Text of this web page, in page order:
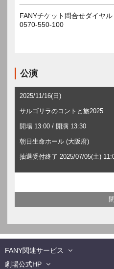
FANYチケット問合せダイヤル
0570-550-100
公演
2025/11/16(日)
サルゴリラのコントと旅2025
開場 13:00 / 開演 13:30
朝日生命ホール (大阪府)
抽選受付終了 2025/07/05(土)
FANY関連サービス
劇場公式HP